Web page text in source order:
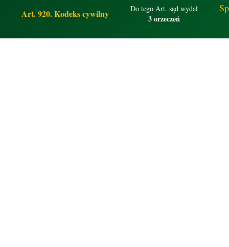
Art. 920. Kodeks cywilny Do tego Art. sąd wydał
3 orzeczeń